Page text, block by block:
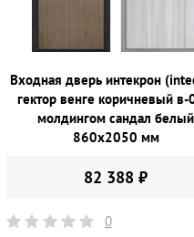
Входная дверь интекрон
гектор венге коричневый в-
молдингом сандал белый
860х2050 мм
82 388 ₽
0